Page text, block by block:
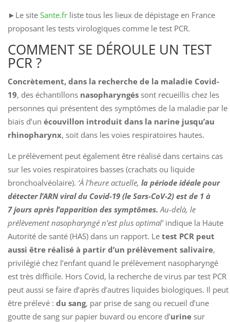
►Le site Sante.fr liste tous les lieux de dépistage en France
proposant les tests virologiques comme le test PCR.
COMMENT SE DÉROULE UN TEST
PCR ?
Concrètement, dans la recherche de la maladie Covid-
19, des échantillons nasopharyngés sont recueillis chez les
personnes qui présentent des symptômes de la maladie par le
biais d’un écouvillon introduit dans la narine jusqu’au
rhinopharynx, soit dans les voies respiratoires hautes.
Le prélèvement peut également être réalisé dans certains cas
sur les voies respiratoires basses (crachats ou liquide
bronchoalvéolaire). ‘À l’heure actuelle, la période idéale pour
détecter l’ARN viral du Covid-19 (le Sars-CoV-2) est de 1 à
7 jours après l’apparition des symptômes. Au-delà, le
prélèvement nasopharyngé n’est plus optimal’ indique la Haute
Autorité de santé (HAS) dans un rapport. Le test PCR peut
aussi être réalisé à partir d’un prélèvement salivaire,
privilégié chez l’enfant quand le prélèvement nasopharyngé
est très difficile. Hors Covid, la recherche de virus par test PCR
peut aussi se faire d’après d’autres liquides biologiques. Il peut
être prélevé : du sang, par prise de sang ou recueil d’une
goutte de sang sur papier buvard ou encore d’urine sur